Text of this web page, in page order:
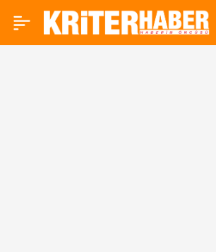
Haziran Tüketici Güven